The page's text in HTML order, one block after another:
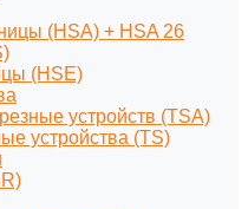
(HSA) + HSA 26
(HSE)
устройств (TSA)
устройства (TS)